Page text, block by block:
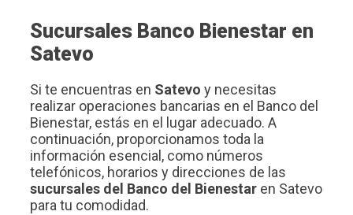
Sucursales Banco Bienestar en
Satevo
Si te encuentras en Satevo y necesitas
realizar operaciones bancarias en el Banco del
Bienestar, estás en el lugar adecuado. A
continuación, proporcionamos toda la
información esencial, como números
telefónicos, horarios y direcciones de las
sucursales del Banco del Bienestar en Satevo
para tu comodidad.